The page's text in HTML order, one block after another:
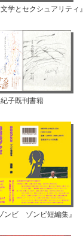
学とセクシュアリティ』
子既刊書籍
ンビ ゾンビ短編集』